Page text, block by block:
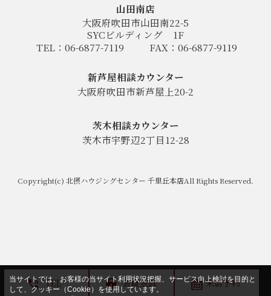
山田南店
大阪府吹田市山田南22-5
SYCビルディング
1F
TEL：06-6877-7119
FAX：06-6877-9119
新芦屋相談カウンター
大阪府吹田市新芦屋上20-2
茨木相談カウンター
茨木市宇野辺2丁目12-28
Copyright(c) 北摂ハウジングセンター 千里丘本店All Rights Reserved.
TEL 会員登録 来店予約
当サイトでは、お客様の当サイト利用状況把握、サービス向上検討を目的と
して、クッキー（Cookie）を使用しています。